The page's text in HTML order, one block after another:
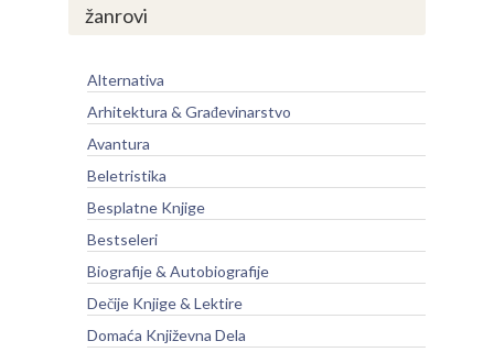
žanrovi
Alternativa
Arhitektura & Građevinarstvo
Avantura
Beletristika
Besplatne Knjige
Bestseleri
Biografije & Autobiografije
Dečije Knjige & Lektire
Domaća Književna Dela